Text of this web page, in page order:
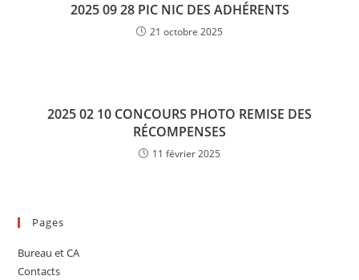
2025 09 28 PIC NIC DES ADHÉRENTS
21 octobre 2025
2025 02 10 CONCOURS PHOTO REMISE DES
RÉCOMPENSES
11 février 2025
Pages
Bureau et CA
Contacts